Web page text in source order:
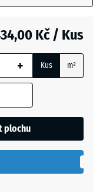
Kč / Kus
+ Kus m²
plochu